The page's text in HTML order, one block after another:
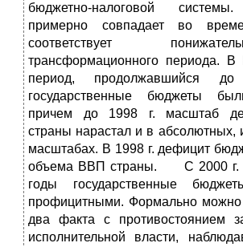
бюджетно-налоговой
примерно совпадает во
соответствует
трансформационного периода.
период, продолжавшийся
государственные бюджеты
причем до 1998 г. масштаб
страны нарастал и в абсолютных,
масштабах. В 1998 г. дефицит
объема ВВП страны. С 2000 г.
годы государственные
профицитными. Формально можно
два факта с противостоянием
исполнительной власти,